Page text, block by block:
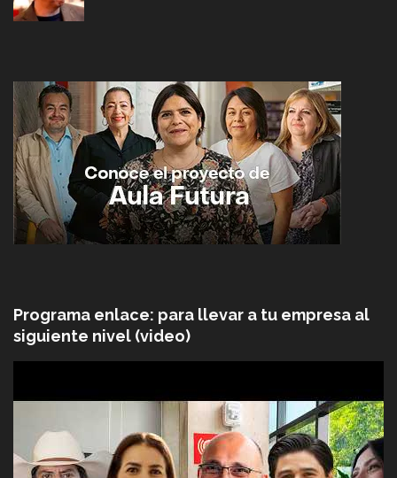
Programa enlace: para llevar a tu empresa al
siguiente nivel (video)